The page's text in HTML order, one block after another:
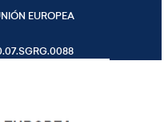
EUROPEA